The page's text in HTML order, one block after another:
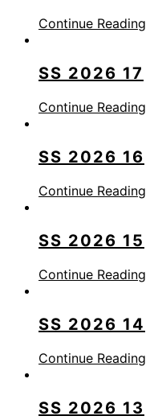
Continue Reading
SS 2026 17
Continue Reading
SS 2026 16
Continue Reading
SS 2026 15
Continue Reading
SS 2026 14
Continue Reading
SS 2026 13